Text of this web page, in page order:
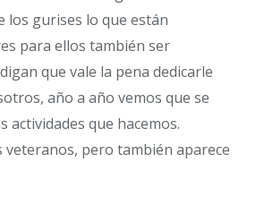
los gurises lo que están
para ellos también ser
que vale la pena dedicarle
año a año vemos que se
actividades que hacemos.
veteranos, pero también aparece